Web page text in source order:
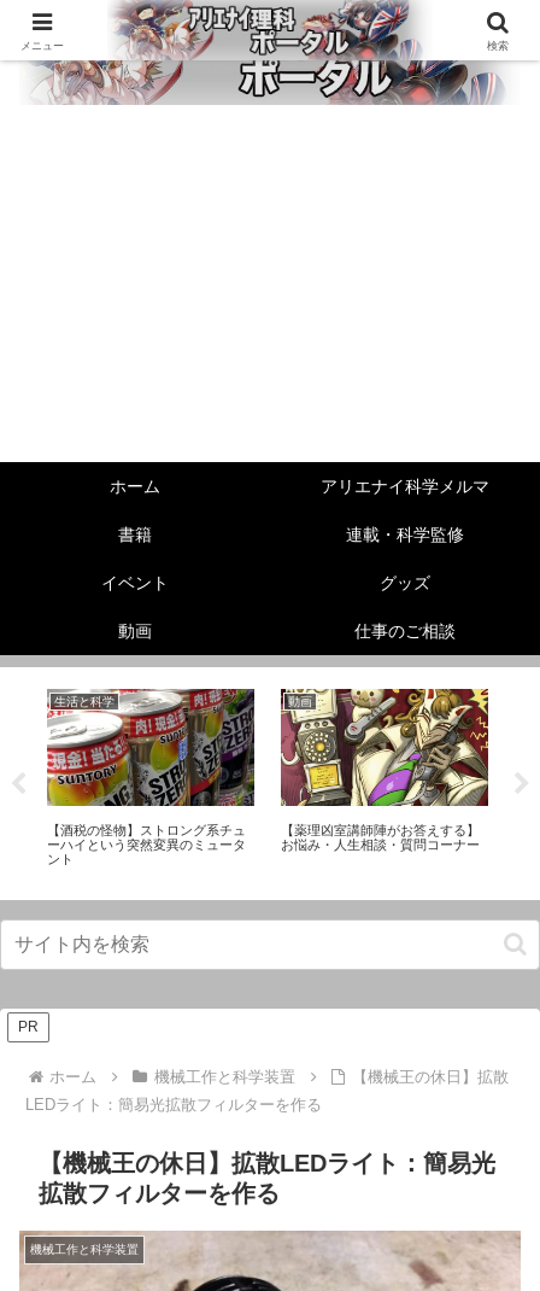
ホーム アリエナイ科学メルマ
書籍 連載・科学監修
イベント グッズ
動画 仕事のご相談
生活と科学
【酒税の怪物】ストロング系チュ
ーハイという突然変異のミュータ
ント
動画
【薬理凶室講師陣がお答えする】
お悩み・人生相談・質問コーナー
PR
ホーム 機械工作と科学装置
【機械王の休日】拡散
LEDライト：簡易光拡散フィルターを作る
【機械王の休日】拡散LEDライト：簡易光
拡散フィルターを作る
機械工作と科学装置
メニュー 検索